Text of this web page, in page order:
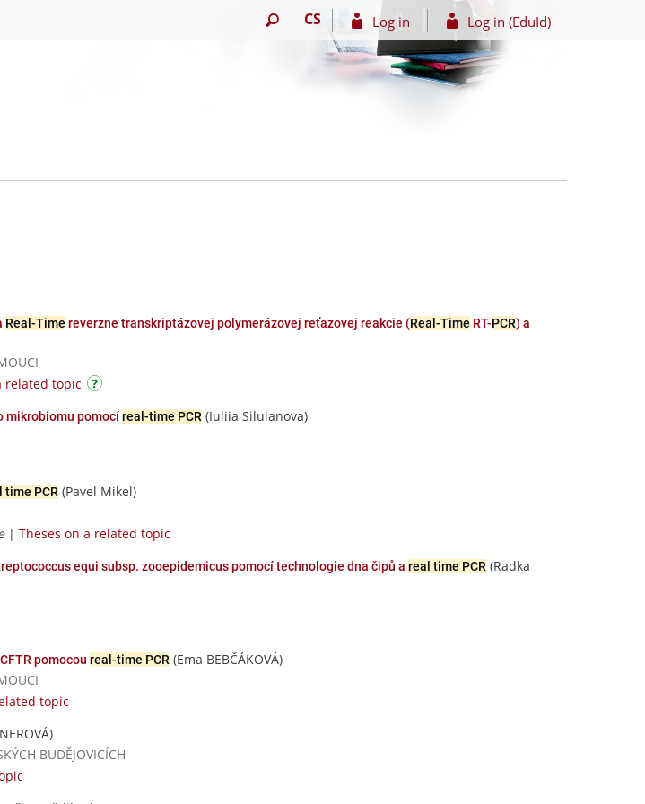
CS Log in Log in (EduId)
Real-Time reverzne transkriptázovej polymerázovej reťazovej reakcie (Real-Time RT-PCR) a
related topic
mikrobiomu pomocíreal-time PCR (Iuliia Siluianova)
time PCR (Pavel Mikel)
| Theses on a related topic
equi subsp. zooepidemicus pomocí technologie dna čipů a real time PCR (Radka
pomocou real-time PCR (Ema BEBČÁKOVÁ)
topic
BUDĚJOVICÍCH